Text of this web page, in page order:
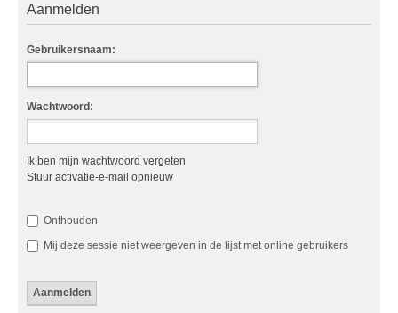
Aanmelden
Gebruikersnaam:
Wachtwoord:
Ik ben mijn wachtwoord vergeten
Stuur activatie-e-mail opnieuw
Onthouden
Mij deze sessie niet weergeven in de lijst met online gebruikers